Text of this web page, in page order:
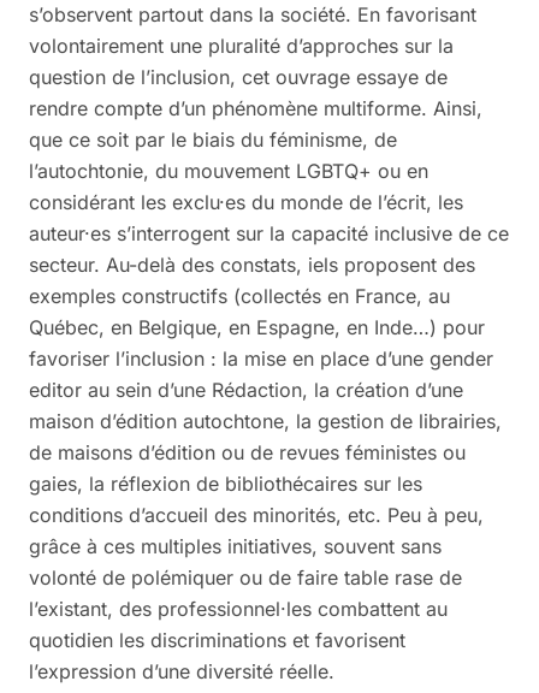
s’observent partout dans la société. En favorisant
volontairement une pluralité d’approches sur la
question de l’inclusion, cet ouvrage essaye de
rendre compte d’un phénomène multiforme. Ainsi,
que ce soit par le biais du féminisme, de
l’autochtonie, du mouvement LGBTQ+ ou en
considérant les exclu·es du monde de l’écrit, les
auteur·es s’interrogent sur la capacité inclusive de ce
secteur. Au-delà des constats, iels proposent des
exemples constructifs (collectés en France, au
Québec, en Belgique, en Espagne, en Inde…) pour
favoriser l’inclusion : la mise en place d’une gender
editor au sein d’une Rédaction, la création d’une
maison d’édition autochtone, la gestion de librairies,
de maisons d’édition ou de revues féministes ou
gaies, la réflexion de bibliothécaires sur les
conditions d’accueil des minorités, etc. Peu à peu,
grâce à ces multiples initiatives, souvent sans
volonté de polémiquer ou de faire table rase de
l’existant, des professionnel·les combattent au
quotidien les discriminations et favorisent
l’expression d’une diversité réelle.